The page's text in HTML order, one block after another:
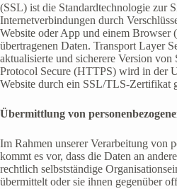
(SSL) ist die Standardtechnologie zur
Internetverbindungen durch
Website oder App und einem Browser
übertragenen Daten. Transport Layer
aktualisierte und sicherere Version
Protocol Secure (HTTPS) wird in der
Website durch ein SSL/TLS-Zertifikat
Übermittlung von
Im Rahmen unserer Verarbeitung von
kommt es vor, dass die Daten an
rechtlich selbstständige
übermittelt oder sie ihnen gegenüber